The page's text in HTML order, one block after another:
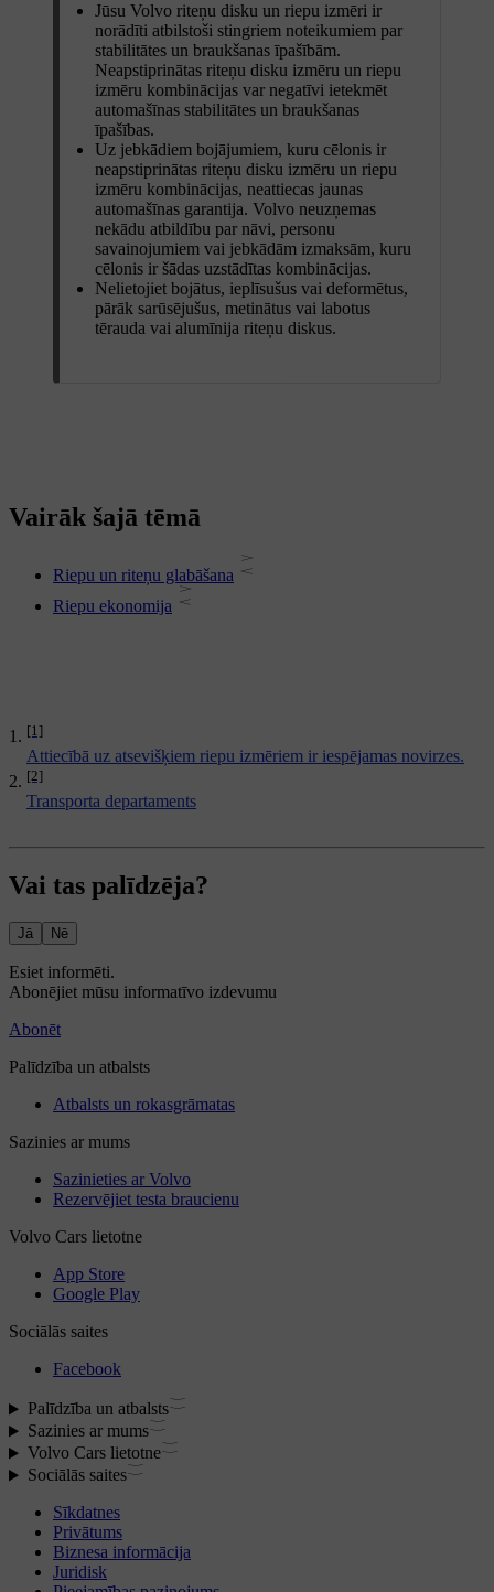
Jūsu Volvo riteņu disku un riepu izmēri ir
norādīti atbilstoši stingriem noteikumiem par
stabilitātes un braukšanas īpašībām.
Neapstiprinātas riteņu disku izmēru un riepu
izmēru kombinācijas var negatīvi ietekmēt
automašīnas stabilitātes un braukšanas
īpašības.
Uz jebkādiem bojājumiem, kuru cēlonis ir
neapstiprinātas riteņu disku izmēru un riepu
izmēru kombinācijas, neattiecas jaunas
automašīnas garantija. Volvo neuzņemas
nekādu atbildību par nāvi, personu
savainojumiem vai jebkādām izmaksām, kuru
cēlonis ir šādas uzstādītas kombinācijas.
Nelietojiet bojātus, ieplīsušus vai deformētus,
pārāk sarūsējušus, metinātus vai labotus
tērauda vai alumīnija riteņu diskus.
[1]
Attiecībā uz atsevišķiem riepu izmēriem ir iespējamas novirzes.
[2]
Transporta departaments
Vairāk šajā tēmā
Riepu un riteņu glabāšana
Riepu ekonomija
Vai tas palīdzēja?
Jā Nē